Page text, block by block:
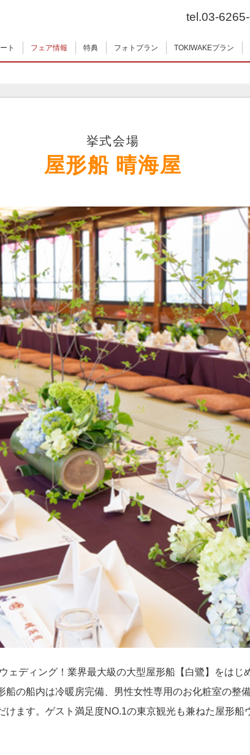
tel.03-
ト フェア情報 特典 フォトプラン
TOKIWAKEプラン
挙式会場
屋形船 晴海屋
ェディング！業界最大級の大型屋形船【白鷺】をはじ
の船内は冷暖房完備、男性女性専用のお化粧室の整
けます。ゲスト満足度NO.1の東京観光も兼ねた屋形